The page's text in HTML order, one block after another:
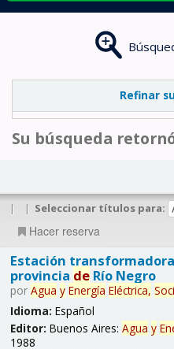
Refinar
Su búsqueda
| | Seleccionar títulos para:
Hacer reserva
Estación
provincia deRío Negro
por Agua y Energía Eléctrica,
Idioma: Español
Editor: Buenos Aires: Agua y
1988